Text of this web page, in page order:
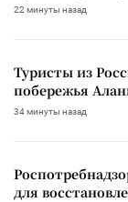
22 минуты назад
Туристы из
побережья
34 минуты назад
для